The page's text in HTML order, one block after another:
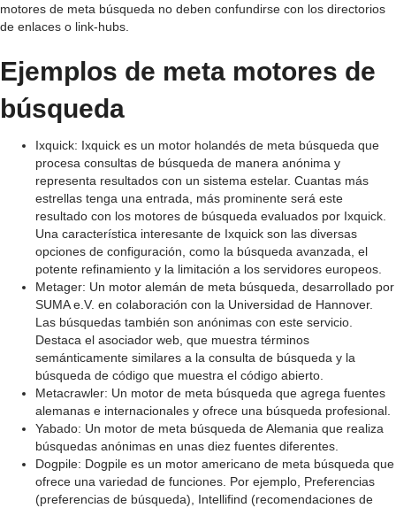
motores de meta búsqueda no deben confundirse con los directorios
de enlaces o link-hubs.
Ejemplos de meta motores de
búsqueda
Ixquick: Ixquick es un motor holandés de meta búsqueda que
procesa consultas de búsqueda de manera anónima y
representa resultados con un sistema estelar. Cuantas más
estrellas tenga una entrada, más prominente será este
resultado con los motores de búsqueda evaluados por Ixquick.
Una característica interesante de Ixquick son las diversas
opciones de configuración, como la búsqueda avanzada, el
potente refinamiento y la limitación a los servidores europeos.
Metager: Un motor alemán de meta búsqueda, desarrollado por
SUMA e.V. en colaboración con la Universidad de Hannover.
Las búsquedas también son anónimas con este servicio.
Destaca el asociador web, que muestra términos
semánticamente similares a la consulta de búsqueda y la
búsqueda de código que muestra el código abierto.
Metacrawler: Un motor de meta búsqueda que agrega fuentes
alemanas e internacionales y ofrece una búsqueda profesional.
Yabado: Un motor de meta búsqueda de Alemania que realiza
búsquedas anónimas en unas diez fuentes diferentes.
Dogpile: Dogpile es un motor americano de meta búsqueda que
ofrece una variedad de funciones. Por ejemplo, Preferencias
(preferencias de búsqueda), Intellifind (recomendaciones de